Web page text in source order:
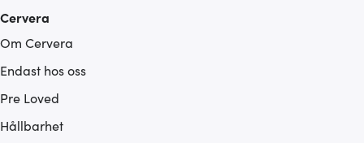
Cervera
Om Cervera
Endast hos oss
Pre Loved
Hållbarhet